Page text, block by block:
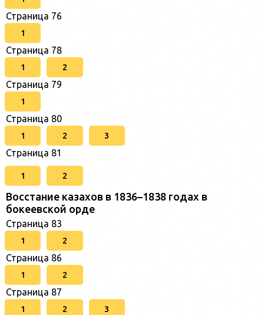
Страница 76
1
Страница 78
1 2
Страница 79
1
Страница 80
1 2 3
Страница 81
1 2
Восстание казахов в 1836–1838 годах в
бокеевской орде
Страница 83
1 2
Страница 86
1 2
Страница 87
1 2 3